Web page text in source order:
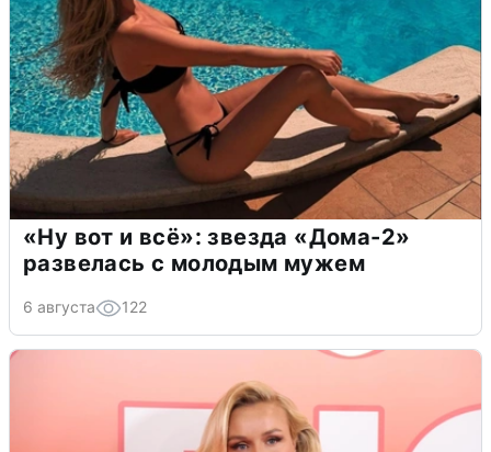
«Ну вот и всё»: звезда «Дома-2»
развелась с молодым мужем
6 августа 122